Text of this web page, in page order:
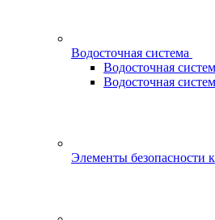
Водосточная система
Водосточная
Водосточная
Элементы безопасности